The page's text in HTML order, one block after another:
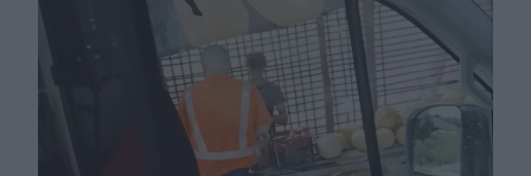
főtér.ro